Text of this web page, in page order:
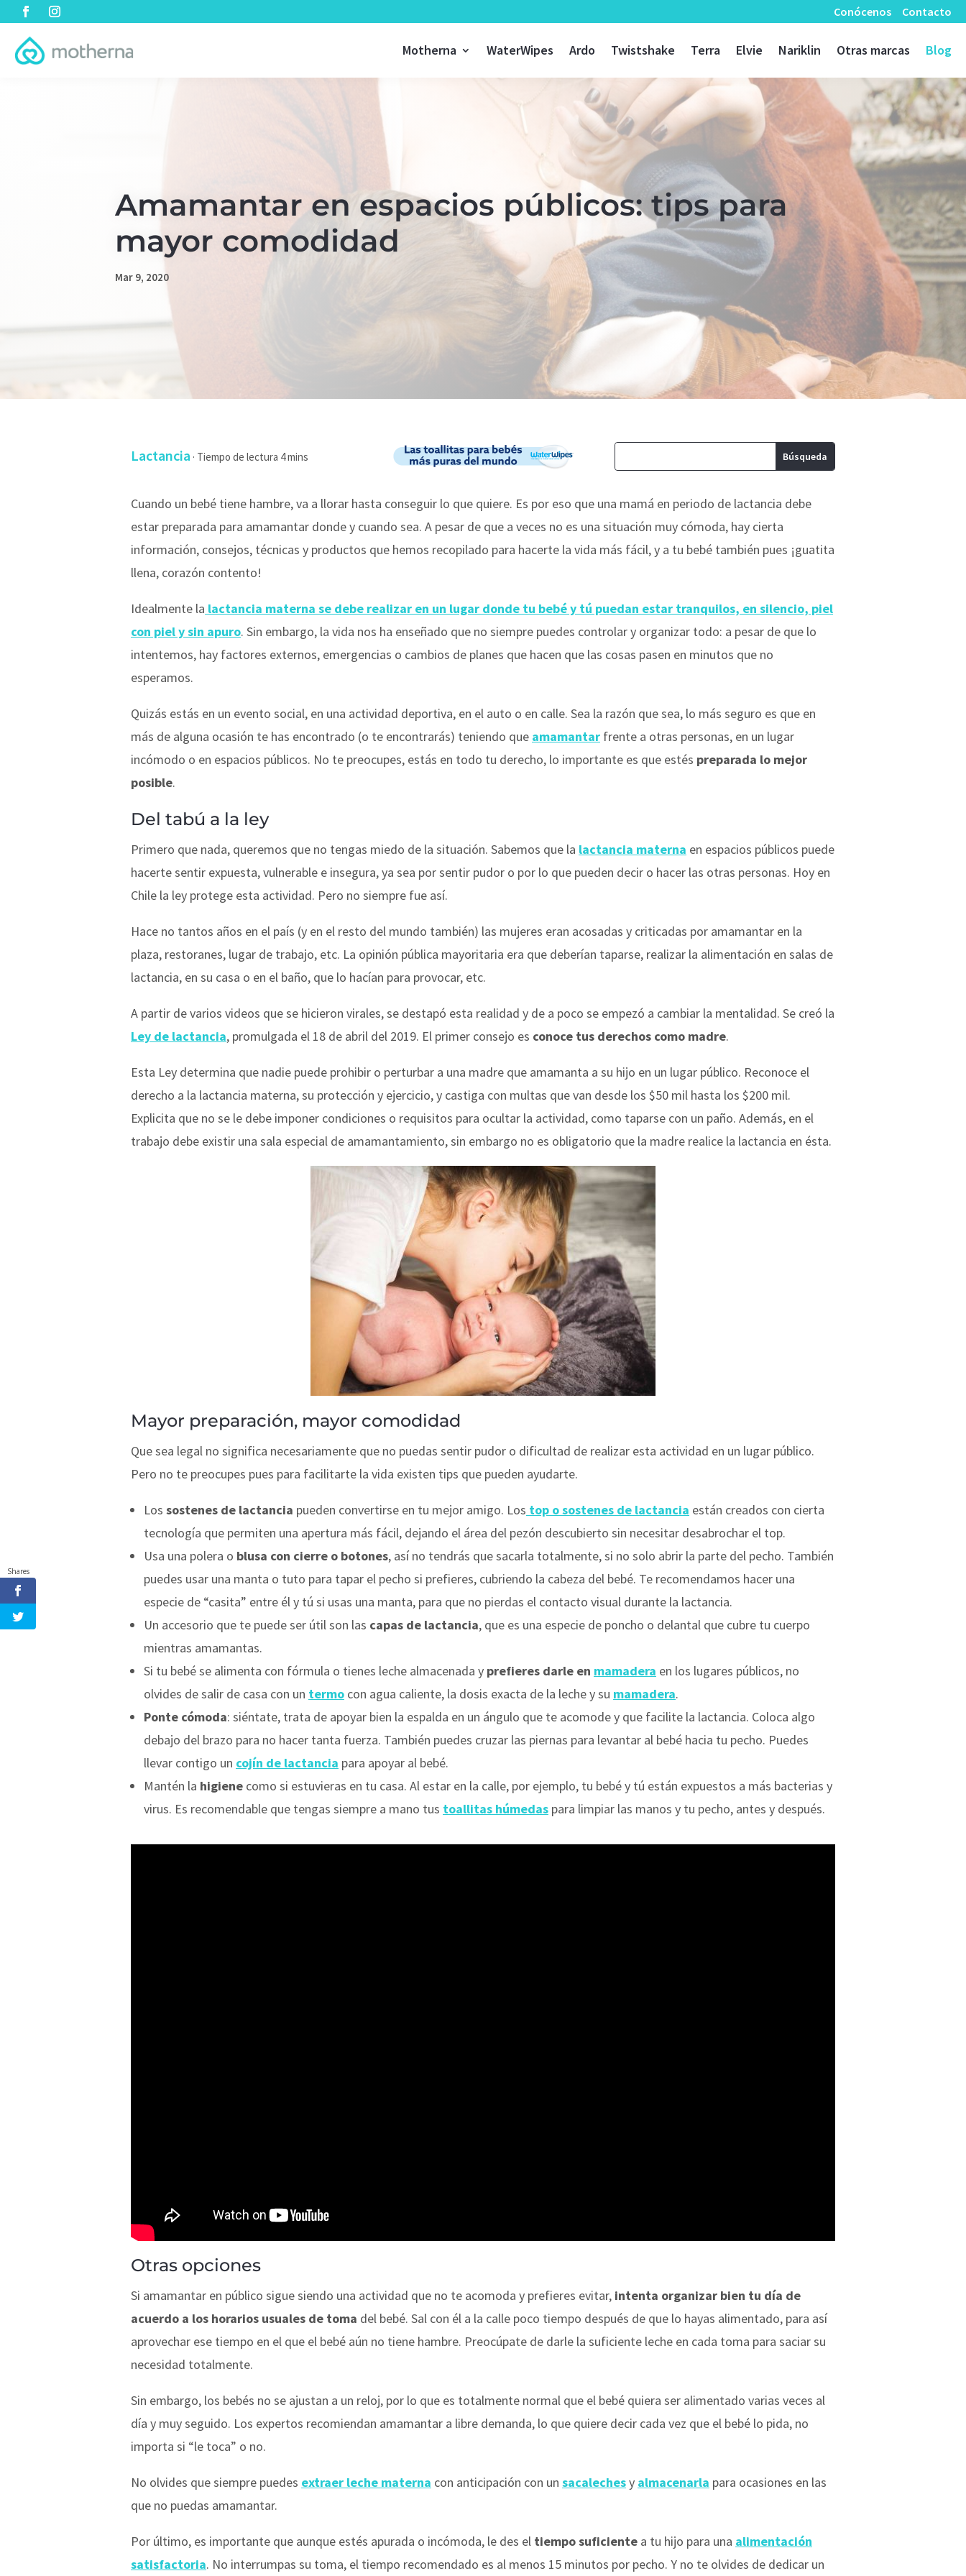
Conócenos Contacto
Motherna WaterWipes Ardo Twistshake Terra Elvie Nariklin Otras marcas Blog
Amamantar en espacios públicos: tips para
mayor comodidad
Mar 9, 2020
Lactancia ·
Cuando un bebé tiene hambre, va a llorar hasta conseguir lo que quiere. Es por eso que una mamá en periodo de lactancia debe
estar preparada para amamantar donde y cuando sea. A pesar de que a veces no es una situación muy cómoda, hay cierta
información, consejos, técnicas y productos que hemos recopilado para hacerte la vida más fácil, y a tu bebé también pues ¡guatita
llena, corazón contento!
Idealmente la lactancia materna se debe realizar en un lugar donde tu bebé y tú puedan estar tranquilos, en silencio, piel
con piel y sin apuro. Sin embargo, la vida nos ha enseñado que no siempre puedes controlar y organizar todo: a pesar de que lo
intentemos, hay factores externos, emergencias o cambios de planes que hacen que las cosas pasen en minutos que no
esperamos.
Quizás estás en un evento social, en una actividad deportiva, en el auto o en calle. Sea la razón que sea, lo más seguro es que en
más de alguna ocasión te has encontrado (o te encontrarás) teniendo que amamantar frente a otras personas, en un lugar
incómodo o en espacios públicos. No te preocupes, estás en todo tu derecho, lo importante es que estés preparada lo mejor
posible.
Del tabú a la ley
Primero que nada, queremos que no tengas miedo de la situación. Sabemos que la lactancia materna en espacios públicos puede
hacerte sentir expuesta, vulnerable e insegura, ya sea por sentir pudor o por lo que pueden decir o hacer las otras personas. Hoy en
Chile la ley protege esta actividad. Pero no siempre fue así.
Hace no tantos años en el país (y en el resto del mundo también) las mujeres eran acosadas y criticadas por amamantar en la
plaza, restoranes, lugar de trabajo, etc. La opinión pública mayoritaria era que deberían taparse, realizar la alimentación en salas de
lactancia, en su casa o en el baño, que lo hacían para provocar, etc.
A partir de varios videos que se hicieron virales, se destapó esta realidad y de a poco se empezó a cambiar la mentalidad. Se creó la
Ley de lactancia, promulgada el 18 de abril del 2019. El primer consejo es conoce tus derechos como madre.
Esta Ley determina que nadie puede prohibir o perturbar a una madre que amamanta a su hijo en un lugar público. Reconoce el
derecho a la lactancia materna, su protección y ejercicio, y castiga con multas que van desde los $50 mil hasta los $200 mil.
Explicita que no se le debe imponer condiciones o requisitos para ocultar la actividad, como taparse con un paño. Además, en el
trabajo debe existir una sala especial de amamantamiento, sin embargo no es obligatorio que la madre realice la lactancia en ésta.
Mayor preparación, mayor comodidad
Que sea legal no significa necesariamente que no puedas sentir pudor o dificultad de realizar esta actividad en un lugar público.
Pero no te preocupes pues para facilitarte la vida existen tips que pueden ayudarte.
Los sostenes de lactancia pueden convertirse en tu mejor amigo. Los top o sostenes de lactancia están creados con cierta
tecnología que permiten una apertura más fácil, dejando el área del pezón descubierto sin necesitar desabrochar el top.
Usa una polera o blusa con cierre o botones, así no tendrás que sacarla totalmente, si no solo abrir la parte del pecho. También
puedes usar una manta o tuto para tapar el pecho si prefieres, cubriendo la cabeza del bebé. Te recomendamos hacer una
especie de “casita” entre él y tú si usas una manta, para que no pierdas el contacto visual durante la lactancia.
Un accesorio que te puede ser útil son las capas de lactancia, que es una especie de poncho o delantal que cubre tu cuerpo
mientras amamantas.
Si tu bebé se alimenta con fórmula o tienes leche almacenada y prefieres darle en mamadera en los lugares públicos, no
olvides de salir de casa con un termo con agua caliente, la dosis exacta de la leche y su mamadera.
Ponte cómoda: siéntate, trata de apoyar bien la espalda en un ángulo que te acomode y que facilite la lactancia. Coloca algo
debajo del brazo para no hacer tanta fuerza. También puedes cruzar las piernas para levantar al bebé hacia tu pecho. Puedes
llevar contigo un cojín de lactancia para apoyar al bebé.
Mantén la higiene como si estuvieras en tu casa. Al estar en la calle, por ejemplo, tu bebé y tú están expuestos a más bacterias y
virus. Es recomendable que tengas siempre a mano tus toallitas húmedas para limpiar las manos y tu pecho, antes y después.
Otras opciones
Si amamantar en público sigue siendo una actividad que no te acomoda y prefieres evitar, intenta organizar bien tu día de
acuerdo a los horarios usuales de toma del bebé. Sal con él a la calle poco tiempo después de que lo hayas alimentado, para así
aprovechar ese tiempo en el que el bebé aún no tiene hambre. Preocúpate de darle la suficiente leche en cada toma para saciar su
necesidad totalmente.
Sin embargo, los bebés no se ajustan a un reloj, por lo que es totalmente normal que el bebé quiera ser alimentado varias veces al
día y muy seguido. Los expertos recomiendan amamantar a libre demanda, lo que quiere decir cada vez que el bebé lo pida, no
importa si “le toca” o no.
No olvides que siempre puedes extraer leche materna con anticipación con un sacalechesy almacenarla para ocasiones en las
que no puedas amamantar.
Por último, es importante que aunque estés apurada o incómoda, le des el tiempo suficiente a tu hijo para una alimentación
satisfactoria. No interrumpas su toma, el tiempo recomendado es al menos 15 minutos por pecho. Y no te olvides de dedicar un
Shares